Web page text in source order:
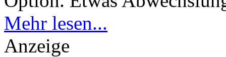
Mehr lesen...
Anzeige